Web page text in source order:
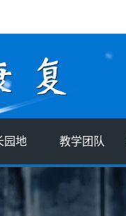
园地
分享
长课堂
教学团队
部长简介